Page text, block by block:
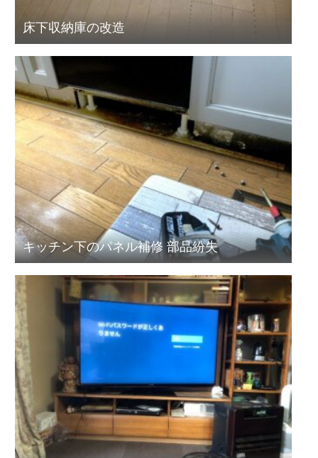
床下収納庫の改造
キッチン下のパネル補修 部品紛失